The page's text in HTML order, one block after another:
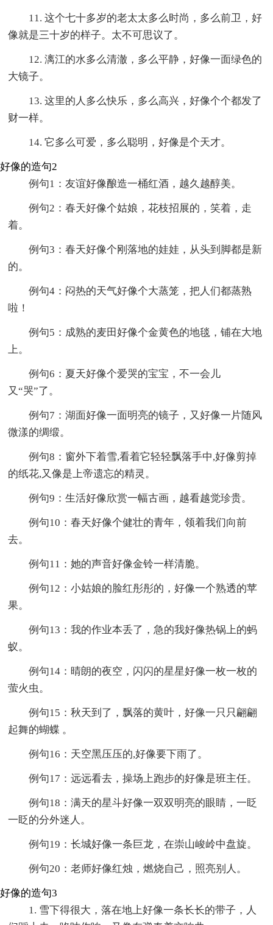
11. 这个七十多岁的老太太多么时尚，多么前卫，好
像就是三十岁的样子。太不可思议了。
12. 漓江的水多么清澈，多么平静，好像一面绿色的
大镜子。
13. 这里的人多么快乐，多么高兴，好像个个都发了
财一样。
14. 它多么可爱，多么聪明，好像是个天才。
好像的造句2
例句1：友谊好像酿造一桶红酒，越久越醇美。
例句2：春天好像个姑娘，花枝招展的，笑着，走
着。
例句3：春天好像个刚落地的娃娃，从头到脚都是新
的。
例句4：闷热的天气好像个大蒸笼，把人们都蒸熟
啦！
例句5：成熟的麦田好像个金黄色的地毯，铺在大地
上。
例句6：夏天好像个爱哭的宝宝，不一会儿
又“哭”了。
例句7：湖面好像一面明亮的镜子，又好像一片随风
微漾的绸缎。
例句8：窗外下着雪,看着它轻轻飘落手中,好像剪掉
的纸花,又像是上帝遗忘的精灵。
例句9：生活好像欣赏一幅古画，越看越觉珍贵。
例句10：春天好像个健壮的青年，领着我们向前
去。
例句11：她的声音好像金铃一样清脆。
例句12：小姑娘的脸红彤彤的，好像一个熟透的苹
果。
例句13：我的作业本丢了，急的我好像热锅上的蚂
蚁。
例句14：晴朗的夜空，闪闪的星星好像一枚一枚的
萤火虫。
例句15：秋天到了，飘落的黄叶，好像一只只翩翩
起舞的蝴蝶 。
例句16：天空黑压压的,好像要下雨了。
例句17：远远看去，操场上跑步的好像是班主任。
例句18：满天的星斗好像一双双明亮的眼睛，一眨
一眨的分外迷人。
例句19：长城好像一条巨龙，在崇山峻岭中盘旋。
例句20：老师好像红烛，燃烧自己，照亮别人。
好像的造句3
1. 雪下得很大，落在地上好像一条长长的带子，人